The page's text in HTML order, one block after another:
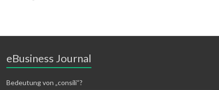
eBusiness Journal
Bedeutung von „consili“?